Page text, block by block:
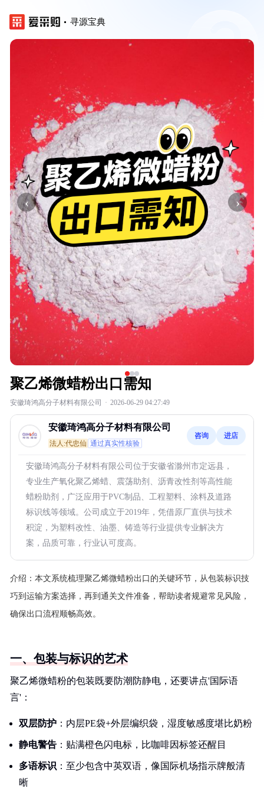
寻源宝典
‹ ›
聚乙烯微蜡粉出口需知
安徽琦鸿高分子材料有限公司 · 2026-06-29 04:27:49
安徽琦鸿高分子材料有限公司
法人:代忠仙 通过真实性核验
咨询 进店
安徽琦鸿高分子材料有限公司位于安徽省滁州市定远县，
专业生产氧化聚乙烯蜡、震荡助剂、沥青改性剂等高性能
蜡粉助剂，广泛应用于PVC制品、工程塑料、涂料及道路
标识线等领域。公司成立于2019年，凭借原厂直供与技术
积淀，为塑料改性、油墨、铸造等行业提供专业解决方
案，品质可靠，行业认可度高。
介绍： 本文系统梳理聚乙烯微蜡粉出口的关键环节，从包装标识技
巧到运输方案选择，再到通关文件准备，帮助读者规避常见风险，
确保出口流程顺畅高效。
一、包装与标识的艺术
聚乙烯微蜡粉的包装既要防潮防静电，还要讲点'国际语
言'：
双层防护 ：内层PE袋+外层编织袋，湿度敏感度堪比奶粉
静电警告 ：贴满橙色闪电标，比咖啡因标签还醒目
多语标识 ：至少包含中英双语，像国际机场指示牌般清
晰